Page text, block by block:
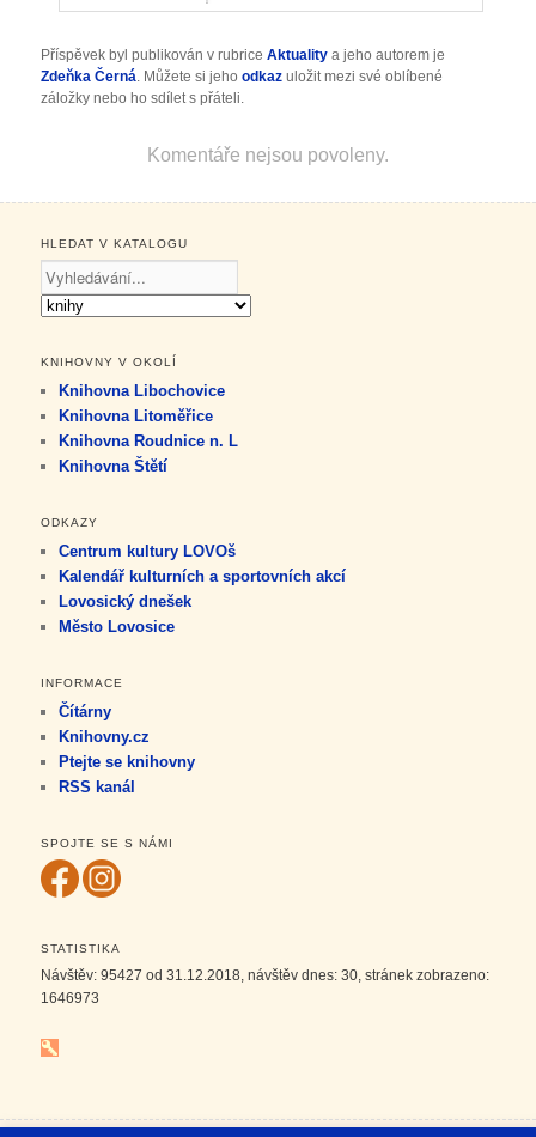
Příspěvek byl publikován v rubriceAktuality a jeho autorem je
Zdeňka Černá. Můžete si jehoodkaz uložit mezi své oblíbené
záložky nebo ho sdílet s přáteli.
Komentáře nejsou povoleny.
HLEDAT V KATALOGU
KNIHOVNY V OKOLÍ
Knihovna Libochovice
Knihovna Litoměřice
Knihovna Roudnice n. L
Knihovna Štětí
ODKAZY
Centrum kultury LOVOš
Kalendář kulturních a sportovních akcí
Lovosický dnešek
Město Lovosice
INFORMACE
Čítárny
Knihovny.cz
Ptejte se knihovny
RSS kanál
SPOJTE SE S NÁMI
STATISTIKA
Návštěv:95427 od 31.12.2018, návštěv dnes:30, stránek zobrazeno:
1646973